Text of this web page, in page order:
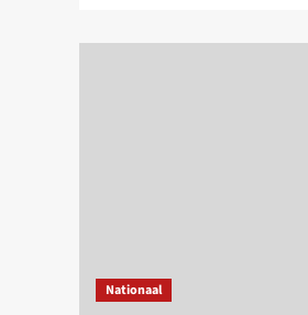
8
nodig!
Nationaal